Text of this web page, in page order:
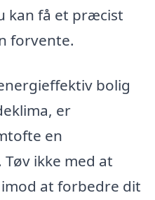
kan få et præcist
forvente.
bolig
er
en
ikke med at
at forbedre dit